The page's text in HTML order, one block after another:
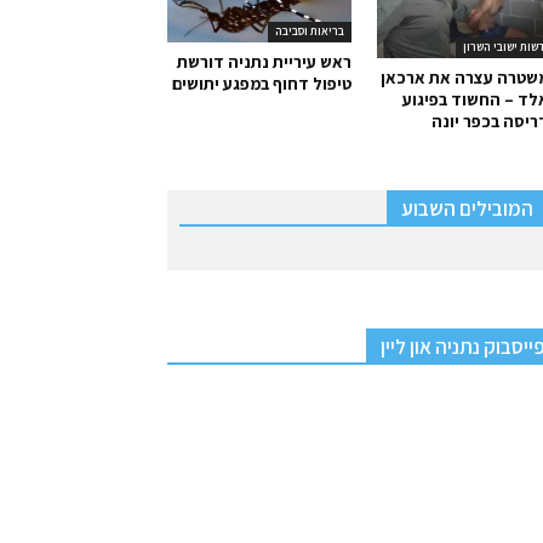
בריאות וסביבה
ראש עיריית נתניה דורשת
טיפול דחוף במפגע יתושים
ישובי השרון
עצרה את ארכאן
– החשוד בפיגוע
בכפר יונה
המובילים השבוע
פייסבוק נתניה און ליין